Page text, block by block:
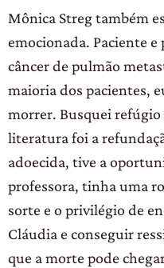
Mônica Streg também
emocionada. Paciente
câncer de pulmão
maioria dos pacientes,
morrer. Busquei
literatura foi a
adoecida, tive a
professora, tinha uma
sorte e o privilégio de
Cláudia e conseguir
que a morte pode